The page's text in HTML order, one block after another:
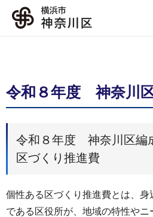
令和８年度 神奈川
令和８年度 神奈川区編
区づくり推進費
個性ある区づくり推進費とは、
である区役所が、地域の特性や